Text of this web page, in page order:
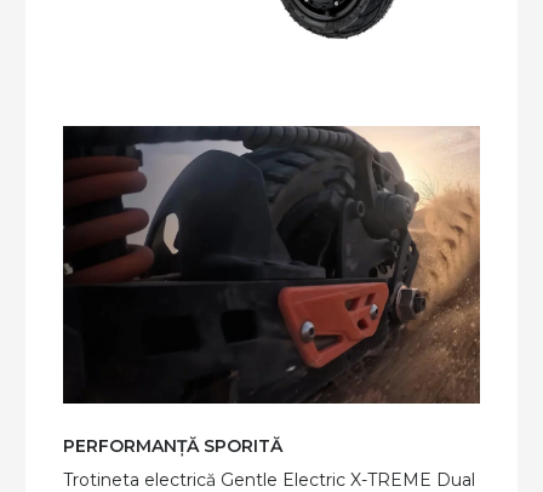
PERFORMANȚĂ SPORITĂ
Trotineta electrică Gentle Electric X-TREME Dual